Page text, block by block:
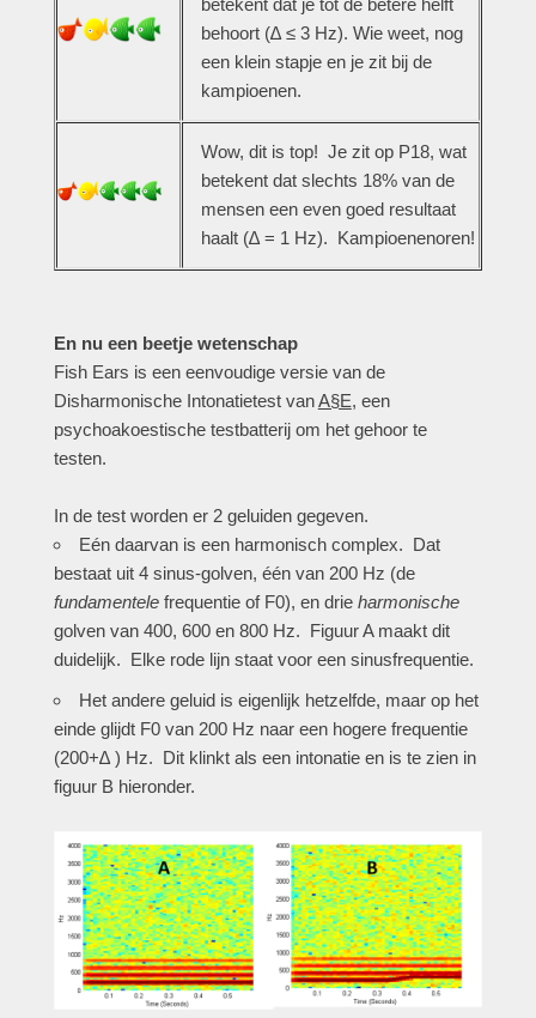
behoort (∆ ≤3 Hz). Wie weet, nog
een klein stapje en je zit bij de
kampioenen.
Wow, dit is top! Je zit op P18, wat
betekent dat slechts 18% van de
mensen een even goed resultaat
haalt (∆ = 1 Hz). Kampioenenoren!
En nu een beetje wetenschap
Fish Ears is een eenvoudige versie van de
Disharmonische Intonatietest vanA§E, een
psychoakoestische testbatterij om het gehoor te
testen.
In de test worden er 2 geluiden gegeven.
Eén daarvan is een harmonisch complex. Dat
bestaat uit 4 sinus-golven, één van 200 Hz (de
fundamentele frequentie of F0), en drie harmonische
golven van 400, 600 en 800 Hz. Figuur A maakt dit
duidelijk. Elke rode lijn staat voor een sinusfrequentie.
Het andere geluid is eigenlijk hetzelfde, maar op het
einde glijdt F0 van 200 Hz naar een hogere frequentie
(200+∆ ) Hz. Dit klinkt als een intonatie en is te zien in
figuur B hieronder.